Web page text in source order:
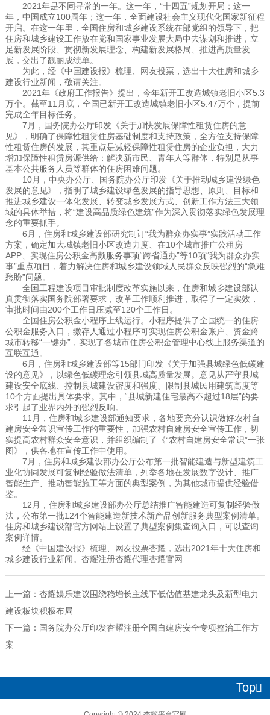
2021年是不同寻常的一年。这一年，“十四五”规划开局；这一
年，中国成立100周年；这一年，全面建设社会主义现代化国家新征程
开启。在这一年里，全国住房和城乡建设系统在部党组的领导下，把
住房和城乡建设工作放在党和国家事业发展大局中去谋划和推进，立
足新发展阶段、贯彻新发展理念、构建新发展格局、推进高质量发
展，交出了靓丽成绩单。
为此，经《中国建设报》梳理、网友投票，选出十大住房和城乡
建设行业新闻，敬请关注。
2021年《政府工作报告》提出，今年新开工改造城镇老旧小区5.3
万个。截至11月底，全国已新开工改造城镇老旧小区5.47万个，提前
完成全年目标任务。
7月，国务院办公厅印发《关于加快发展保障性租赁住房的意
见》，明确了保障性租赁住房基础制度和支持政策，全方位支持保障
性租赁住房的发展，其重点是减轻保障性租赁住房的企业负担，大力
增加保障性租赁房源供给；解决新市民、青年人等群体，特别是从事
基本公共服务人员等群体的住房困难问题。
10月，中央办公厅、国务院办公厅印发《关于推动城乡建设绿色
发展的意见》，指明了城乡建设绿色发展的指导思想、原则、目标和
推进城乡建设一体化发展、转变城乡发展方式、创新工作方法三大领
域的具体举措，将“建设高品质绿色建筑”作为深入贯彻落实绿色发展理
念的重要抓手。
6月，住房和城乡建设部研究制订“我为群众办实事”实践活动工作
方案，确定加大城镇老旧小区改造力度、在10个城市推广公租房
APP、实现住房公积金高频服务事项“跨省通办”等10项“我为群众办实
事”重点项目，着力解决住房和城乡建设领域人民群众反映强烈的“急难
愁盼”问题。
全国工程建设项目审批制度改革实施以来，住房和城乡建设部认
真贯彻落实国务院部署要求，改革工作顺利推进，取得了一定实效，
审批时间由200个工作日压减至120个工作日。
全国住房公积金小程序上线运行。小程序提供了全国统一的住房
公积金服务入口，缴存人通过小程序可实现住房公积金账户、资金跨
城市转移“一键办”，实现了各城市住房公积金管理中心线上服务渠道的
互联互通。
6月，住房和城乡建设部等15部门印发《关于加强县城绿色低碳建
设的意见》，以绿色低碳理念引领县城高质量发展。意见从严守县城
建设安全底线、控制县城建设密度和强度、限制县城民用建筑高度等
10个方面提出具体要求。其中，“县城新建住宅最高不超过18层”的要
求引起了业界内外的强烈反响。
11月，住房和城乡建设部通知要求，各地要充分认识做好农村自
建房安全常识宣传工作的重要性，加强农村自建房安全宣传工作，切
实提高农村群众安全意识，并组织编制了《“农村自建房安全常识”一张
图》，供各地在宣传工作中使用。
7月，住房和城乡建设部办公厅公布第一批智能建造与新型建筑工
业化协同发展可复制经验做法清单，列举各地在发展数字设计、推广
智能生产、推动智能施工等方面的典型案例，为其他城市提供经验借
鉴。
12月，住房和城乡建设部办公厅总结推广智能建造可复制经验做
法，公布第一批124个智能建造新技术新产品创新服务典型案例清单。
住房和城乡建设部官方网站上设置了典型案例集查询入口，可以查询
案例详情。
经《中国建设报》梳理、网友投票杏耀，选出2021年十大住房和
城乡建设行业新闻。杏耀注册杏耀代理杏耀官网
上一篇： 杏耀娱乐建议围绕稳增长主线下低估值基建龙头及新型电力
建设板块积极布局
下一篇： 国务院办公厅印发杏耀注册全国自建房安全专项整治工作方
案
Top